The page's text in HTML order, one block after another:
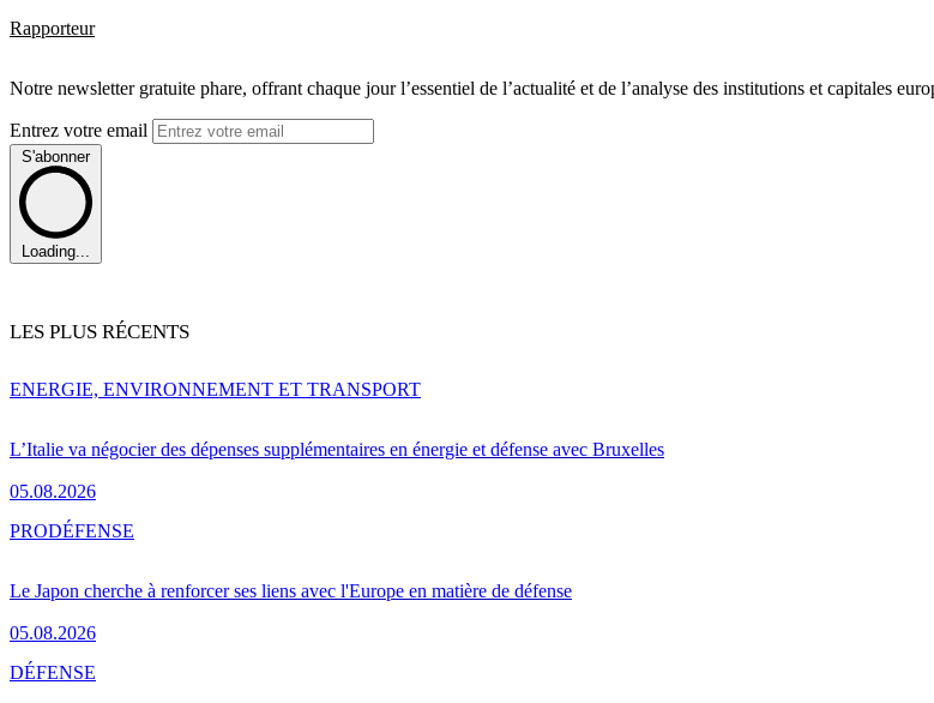
Rapporteur
Notre newsletter gratuite phare, offrant chaque jour l’essentiel de l’actualité et de l’analyse des institutions et capitales
Entrez votre email
S'abonner
Loading...
LES PLUS RÉCENTS
L’Italie va négocier des dépenses supplémentaires en énergie et défense avec Bruxelles
05.08.2026
ENERGIE, ENVIRONNEMENT ET TRANSPORT
Le Japon cherche à renforcer ses liens avec l'Europe en matière de défense
05.08.2026
PRODÉFENSE
DÉFENSE